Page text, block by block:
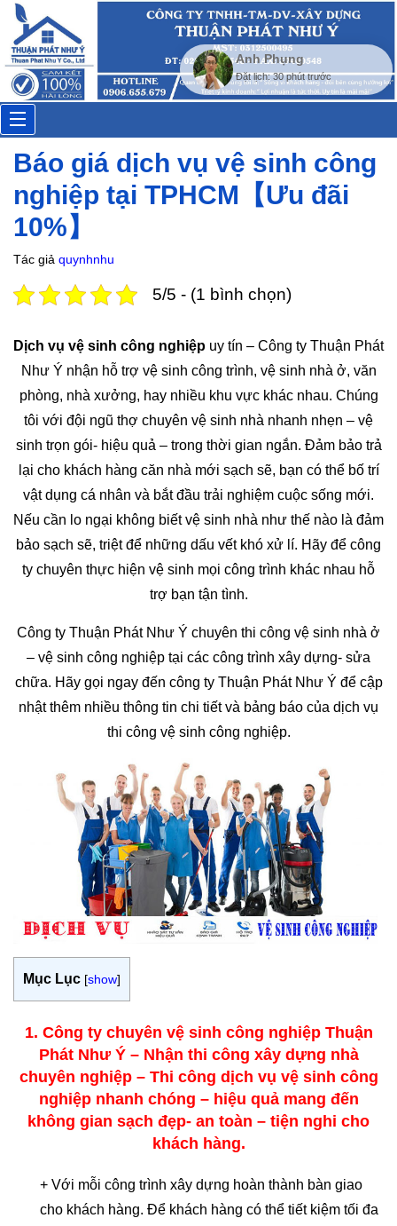
Toggle
navigation
Báo giá dịch vụ vệ sinh công
nghiệp tại TPHCM【Ưu đãi
10%】
Tác giả quynhnhu
5/5 - (1 bình chọn)
Dịch vụ vệ sinh công nghiệp uy tín – Công ty Thuận Phát
Như Ý nhận hỗ trợ vệ sinh công trình, vệ sinh nhà ở, văn
phòng, nhà xưởng, hay nhiều khu vực khác nhau. Chúng
tôi với đội ngũ thợ chuyên vệ sinh nhà nhanh nhẹn – vệ
sinh trọn gói- hiệu quả – trong thời gian ngắn. Đảm bảo trả
lại cho khách hàng căn nhà mới sạch sẽ, bạn có thể bố trí
vật dụng cá nhân và bắt đầu trải nghiệm cuộc sống mới.
Nếu cần lo ngại không biết vệ sinh nhà như thế nào là đảm
bảo sạch sẽ, triệt để những dấu vết khó xử lí. Hãy để công
ty chuyên thực hiện vệ sinh mọi công trình khác nhau hỗ
trợ bạn tận tình.
Công ty Thuận Phát Như Ý chuyên thi công vệ sinh nhà ở
– vệ sinh công nghiệp tại các công trình xây dựng- sửa
chữa. Hãy gọi ngay đến công ty Thuận Phát Như Ý để cập
nhật thêm nhiều thông tin chi tiết và bảng báo của dịch vụ
thi công vệ sinh công nghiệp.
Mục Lục [show]
1. Công ty chuyên vệ sinh công nghiệp Thuận
Phát Như Ý – Nhận thi công xây dựng nhà
chuyên nghiệp – Thi công dịch vụ vệ sinh công
nghiệp nhanh chóng – hiệu quả mang đến
không gian sạch đẹp- an toàn – tiện nghi cho
khách hàng.
+ Với mỗi công trình xây dựng hoàn thành bàn giao
cho khách hàng. Để khách hàng có thể tiết kiệm tối đa